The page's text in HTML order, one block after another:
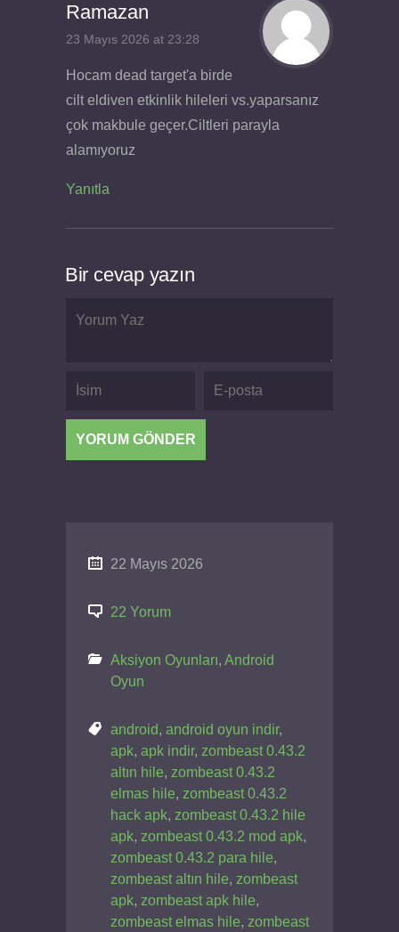
Ramazan
23 Mayıs 2026 at 23:28
Hocam dead target'a birde
cilt eldiven etkinlik hileleri vs.yaparsanız
çok makbule geçer.Ciltleri parayla
alamıyoruz
Yanıtla
Bir cevap yazın
22 Mayıs 2026
22 Yorum
Aksiyon Oyunları, Android
Oyun
android, android oyun indir,
apk, apk indir, zombeast 0.43.2
altın hile, zombeast 0.43.2
elmas hile, zombeast 0.43.2
hack apk, zombeast 0.43.2 hile
apk, zombeast 0.43.2 mod apk,
zombeast 0.43.2 para hile,
zombeast altın hile, zombeast
apk, zombeast apk hile,
zombeast elmas hile, zombeast